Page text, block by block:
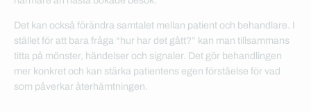
Det kan också förändra samtalet mellan patient och behandlare. I
stället för att bara fråga “hur har det gått?” kan man tillsammans
titta på mönster, händelser och signaler. Det gör behandlingen
mer konkret och kan stärka patientens egen förståelse för vad
som påverkar återhämtningen.